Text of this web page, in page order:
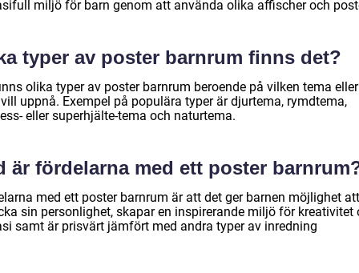
miljö för barn genom att använda olika affischer och
typer av poster barnrum finns det?
olika typer av poster barnrum beroende på vilken tema
uppnå. Exempel på populära typer är djurtema, rymdtema,
eller superhjälte-tema och naturtema.
är fördelarna med ett poster
med ett poster barnrum är att det ger barnen möjlighet att
sin personlighet, skapar en inspirerande miljö för kreativitet
samt är prisvärt jämfört med andra typer av inredning